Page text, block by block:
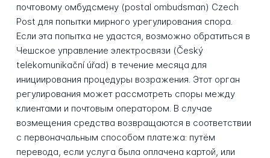
почтовому омбудсмену (postal ombudsman) Czech
Post для попытки мирного урегулирования спора.
Если эта попытка не удастся, возможно обратиться в
Чешское управление электросвязи (Český
telekomunikační úřad) в течение месяца для
инициирования процедуры возражения. Этот орган
регулирования может рассмотреть споры между
клиентами и почтовым оператором. В случае
возмещения средства возвращаются в соответствии
с первоначальным способом платежа: путём
перевода, если услуга была оплачена картой, или